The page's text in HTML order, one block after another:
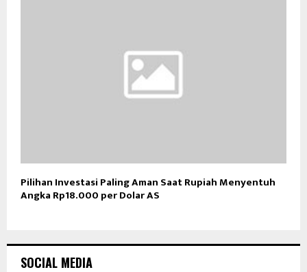
Pilihan Investasi Paling Aman Saat Rupiah Menyentuh
Angka Rp18.000 per Dolar AS
SOCIAL MEDIA